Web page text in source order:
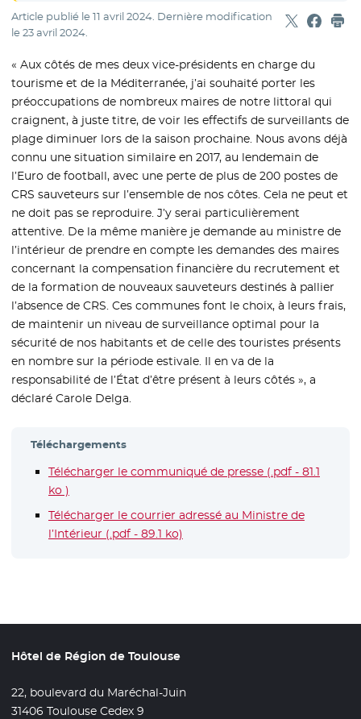
Article publié le11 avril 2024. Dernière modification
le23 avril 2024. Partager
- Nouvelle
-
« Aux côtés de mes deux vice-présidents en charge du
tourisme et de la Méditerranée, j’ai souhaité porter les
préoccupations de nombreux maires de notre littoral qui
craignent, à juste titre, de voir les effectifs de surveillants de
plage diminuer lors de la saison prochaine. Nous avons déjà
connu une situation similaire en 2017, au lendemain de
l’Euro de football, avec une perte de plus de 200 postes de
CRS sauveteurs sur l’ensemble de nos côtes. Cela ne peut et
ne doit pas se reproduire. J’y serai particulièrement
attentive. De la même manière je demande au ministre de
l’intérieur de prendre en compte les demandes des maires
concernant la compensation financière du recrutement et
de la formation de nouveaux sauveteurs destinés à pallier
l’absence de CRS. Ces communes font le choix, à leurs frais,
de maintenir un niveau de surveillance optimal pour la
sécurité de nos habitants et de celle des touristes présents
en nombre sur la période estivale. Il en va de la
responsabilité de l’État d’être présent à leurs côtés », a
déclaré Carole Delga.
Téléchargements
Télécharger le communiqué de presse (.pdf - 81.1
ko )
Télécharger le courrier adressé au Ministre de
l’Intérieur (.pdf - 89.1 ko)
Hôtel de Région de Toulouse
22, boulevard du Maréchal-Juin
31406 Toulouse Cedex 9